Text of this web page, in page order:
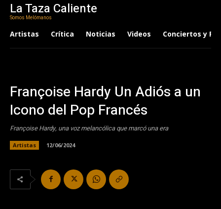
La Taza Caliente
Somos Melómanos
Artistas Crítica Noticias Videos Conciertos y
Françoise Hardy Un Adiós a un
Icono del Pop Francés
Françoise Hardy, una voz melancólica que marcó una era
Artistas 12/06/2024